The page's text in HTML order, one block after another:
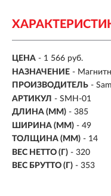
ЦЕНА - 1 566 руб.
НАЗНАЧЕНИЕ -
ПРОИЗВОДИТЕЛЬ -
АРТИКУЛ - SMH-01
ДЛИНА (ММ) - 385
ШИРИНА (ММ) - 49
ТОЛЩИНА (ММ) - 14
ВЕС НЕТТО (Г) - 320
ВЕС БРУТТО (Г) - 353